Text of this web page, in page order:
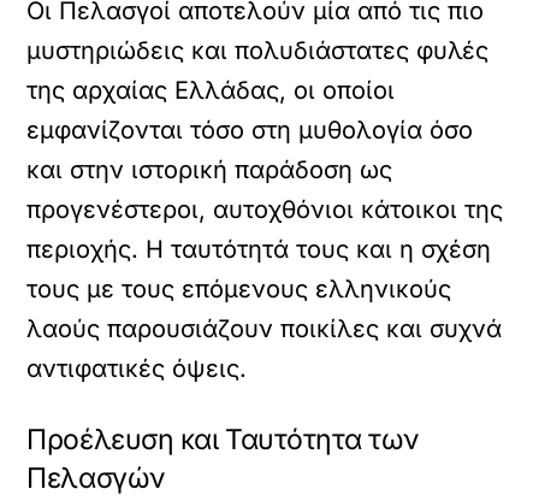
Οι Πελασγοί αποτελούν μία από τις πιο
μυστηριώδεις και πολυδιάστατες φυλές
της αρχαίας Ελλάδας, οι οποίοι
εμφανίζονται τόσο στη μυθολογία όσο
και στην ιστορική παράδοση ως
προγενέστεροι, αυτοχθόνιοι κάτοικοι της
περιοχής. Η ταυτότητά τους και η σχέση
τους με τους επόμενους ελληνικούς
λαούς παρουσιάζουν ποικίλες και συχνά
αντιφατικές όψεις.
Προέλευση και Ταυτότητα των
Πελασγών